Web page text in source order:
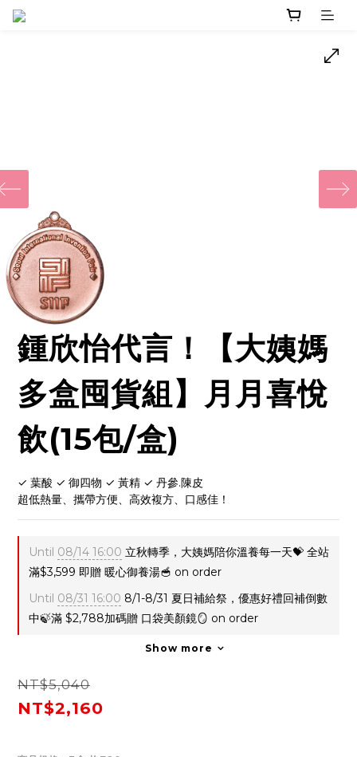
鍾欣怡代言！【大姨媽
多盒囤貨組】月月喜悅
飲(15包/盒)
✓ 葉酸 ✓ 御四物 ✓ 黃精 ✓ 丹參.陳皮
超低熱量、攜帶方便、高效複方、口感佳！
Until 08/14 16:00 立秋轉季，大姨媽陪你溫養每一天💝 全站
滿$3,599 即贈 暖心御養湯🥣 on order
Until 08/31 16:00 8/1-8/31 夏日補給祭，優惠好禮回補倒數
中🍃滿 $2,788加碼贈 口袋美顏鏡🪞 on order
Show more
NT$5,040
NT$2,160